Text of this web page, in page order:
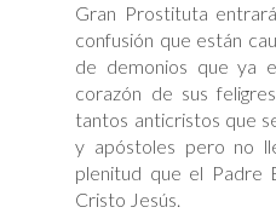
Gran Prostituta
confusión que están
de demonios que ya
corazón de sus
tantos anticristos que
y apóstoles pero no
plenitud que el Padre
Cristo Jesús.